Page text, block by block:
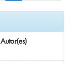
Autor(es)